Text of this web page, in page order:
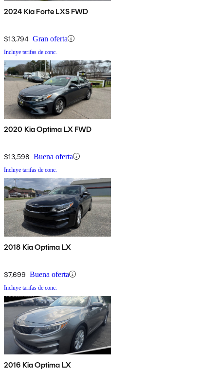
2024 Kia Forte LXS FWD
$13,794 Gran oferta
Incluye tarifas de conc.
2020 Kia Optima LX FWD
$13,598 Buena oferta
Incluye tarifas de conc.
2018 Kia Optima LX
$7,699 Buena oferta
Incluye tarifas de conc.
2016 Kia Optima LX